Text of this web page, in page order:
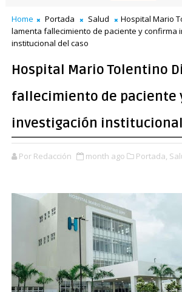
Home Portada Salud
Hospital Mario
lamenta fallecimiento de paciente y confirma
institucional del caso
Hospital Mario Tolentino
fallecimiento de paciente
investigación
Por Redacción month ago Portada,